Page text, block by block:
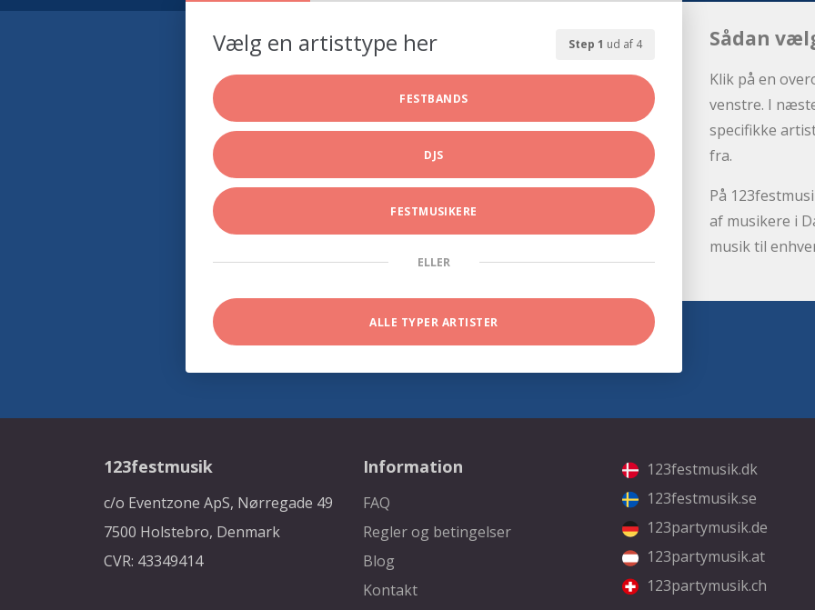
Step 1 ud af 4
Vælg en artisttype her
FESTBANDS
DJS
FESTMUSIKERE
ELLER
ALLE TYPER ARTISTER
Sådan
Klik på en
venstre. I
specifikke
fra.
På
af musikere i
musik til
123festmusik
c/o Eventzone ApS, Nørregade 49
7500 Holstebro, Denmark
CVR: 43349414
Information
FAQ
Regler og betingelser
Blog
Kontakt
123festmusik.dk
123festmusik.se
123partymusik.de
123partymusik.at
123partymusik.ch